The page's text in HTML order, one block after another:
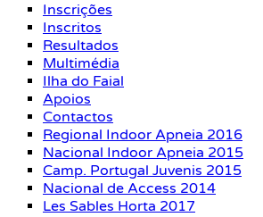
Inscrições
Inscritos
Resultados
Multimédia
Ilha do Faial
Apoios
Contactos
Regional Indoor Apneia 2016
Nacional Indoor Apneia 2015
Camp. Portugal Juvenis 2015
Nacional de Access 2014
Les Sables Horta 2017